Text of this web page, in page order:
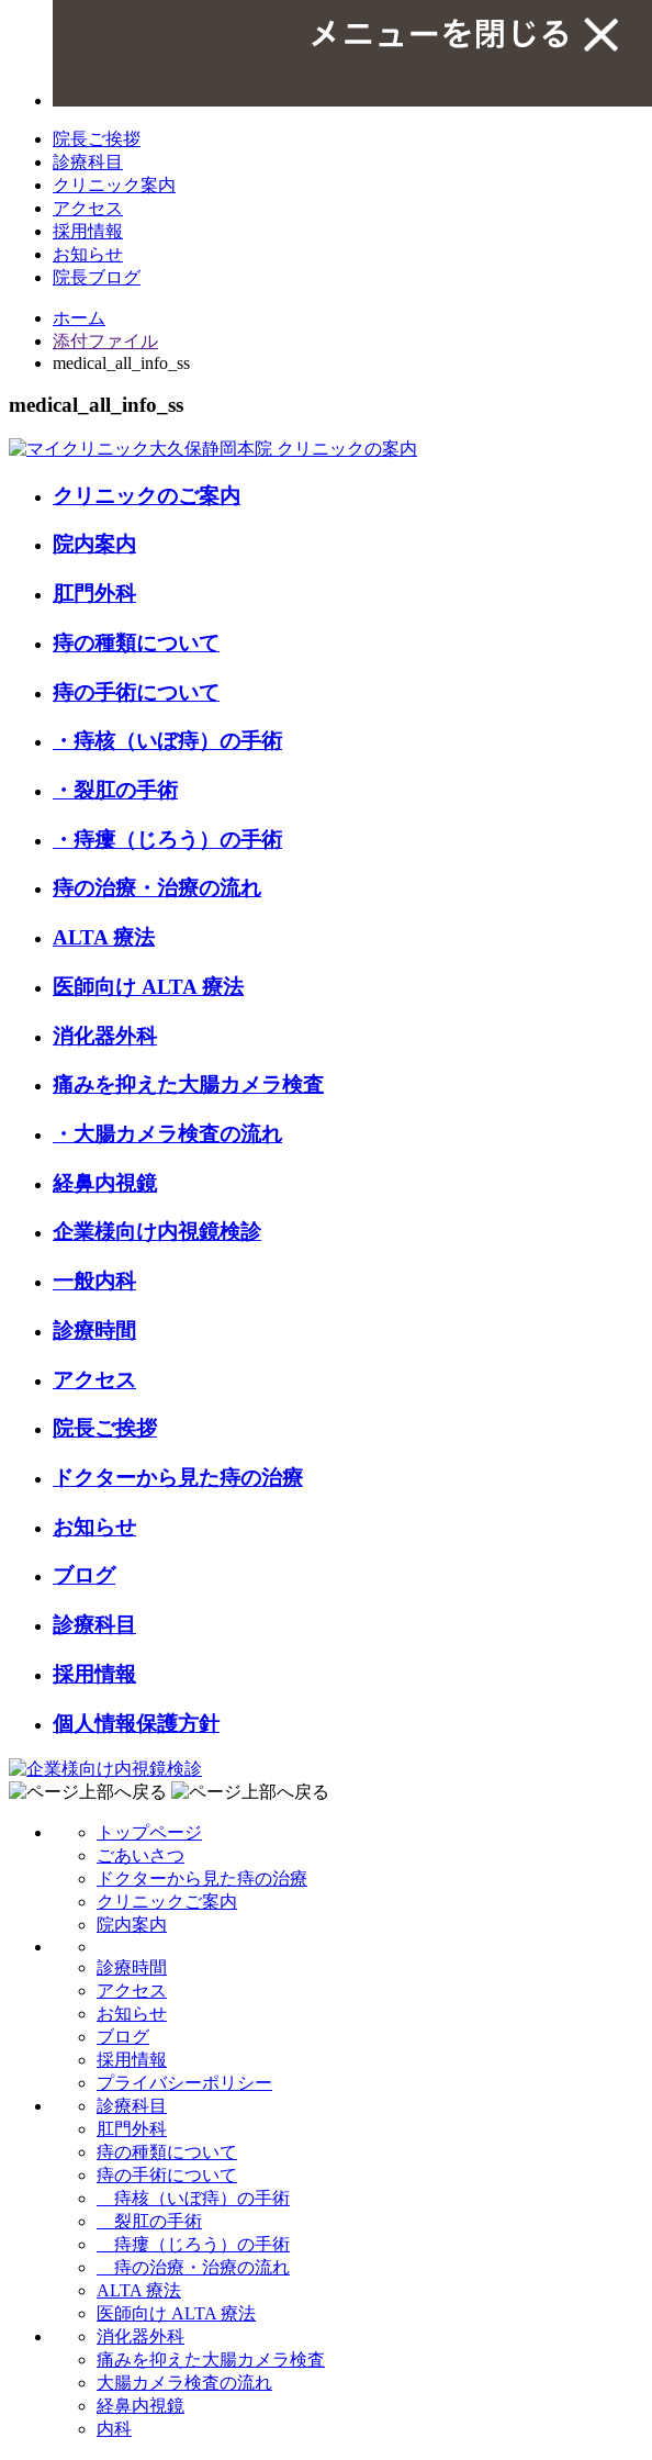
院長ご挨拶
診療科目
クリニック案内
アクセス
採用情報
お知らせ
院長ブログ
ホーム
添付ファイル
medical_all_info_ss
medical_all_info_ss
クリニックのご案内
院内案内
肛門外科
痔の種類について
痔の手術について
・痔核（いぼ痔）の手術
・裂肛の手術
・痔瘻（じろう）の手術
痔の治療・治療の流れ
ALTA 療法
医師向け ALTA 療法
消化器外科
痛みを抑えた大腸カメラ検査
・大腸カメラ検査の流れ
経鼻内視鏡
企業様向け内視鏡検診
一般内科
診療時間
アクセス
院長ご挨拶
ドクターから見た痔の治療
お知らせ
ブログ
診療科目
採用情報
個人情報保護方針
トップページ
ごあいさつ
ドクターから見た痔の治療
クリニックご案内
院内案内
診療時間
アクセス
お知らせ
ブログ
採用情報
プライバシーポリシー
診療科目
肛門外科
痔の種類について
痔の手術について
痔核（いぼ痔）の手術
裂肛の手術
痔瘻（じろう）の手術
痔の治療・治療の流れ
ALTA 療法
医師向け ALTA 療法
消化器外科
痛みを抑えた大腸カメラ検査
大腸カメラ検査の流れ
経鼻内視鏡
内科